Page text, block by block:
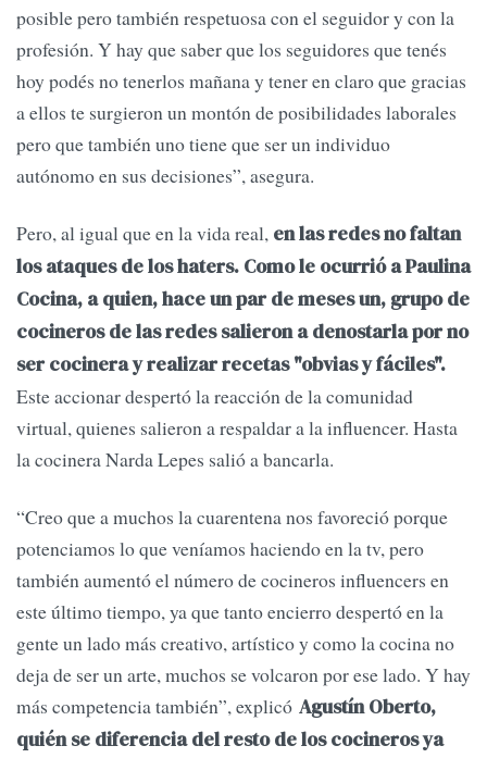
posible pero también respetuosa con el seguidor y con la
profesión. Y hay que saber que los seguidores que tenés
hoy podés no tenerlos mañana y tener en claro que gracias
a ellos te surgieron un montón de posibilidades laborales
pero que también uno tiene que ser un individuo
autónomo en sus decisiones”, asegura.
Pero, al igual que en la vida real, en las redes no faltan
los ataques de los haters. Como le ocurrió a Paulina
Cocina, a quien, hace un par de meses un, grupo de
cocineros de las redes salieron a denostarla por no
ser cocinera y realizar recetas "obvias y fáciles".
Este accionar despertó la reacción de la comunidad
virtual, quienes salieron a respaldar a la influencer. Hasta
la cocinera Narda Lepes salió a bancarla.
“Creo que a muchos la cuarentena nos favoreció porque
potenciamos lo que veníamos haciendo en la tv, pero
también aumentó el número de cocineros influencers en
este último tiempo, ya que tanto encierro despertó en la
gente un lado más creativo, artístico y como la cocina no
deja de ser un arte, muchos se volcaron por ese lado. Y hay
más competencia también”, explicó Agustín Oberto,
quién se diferencia del resto de los cocineros ya